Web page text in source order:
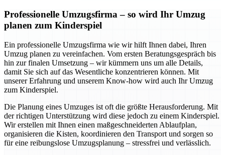
Professionelle Umzugsfirma – so wird Ihr Umzug
planen zum Kinderspiel
Ein professionelle Umzugsfirma wie wir hilft Ihnen dabei, Ihren
Umzug planen zu vereinfachen. Vom ersten Beratungsgespräch bis
hin zur finalen Umsetzung – wir kümmern uns um alle Details,
damit Sie sich auf das Wesentliche konzentrieren können. Mit
unserer Erfahrung und unserem Know-how wird auch Ihr Umzug
zum Kinderspiel.
Die Planung eines Umzuges ist oft die größte Herausforderung. Mit
der richtigen Unterstützung wird diese jedoch zu einem Kinderspiel.
Wir erstellen mit Ihnen einen maßgeschneiderten Ablaufplan,
organisieren die Kisten, koordinieren den Transport und sorgen so
für eine reibungslose Umzugsplanung – stressfrei und verlässlich.